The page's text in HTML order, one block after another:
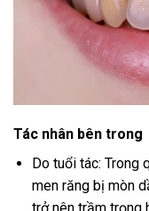
Tác nhân bên trong
Do tuổi tác: Trong
men răng bị mòn